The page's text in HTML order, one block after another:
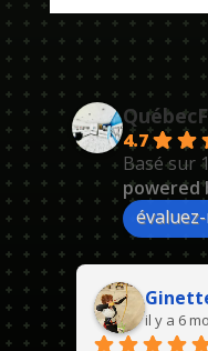
4.7
Basé sur
powered
il y a 6